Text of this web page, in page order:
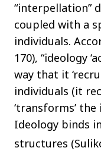
“interpellation”
coupled with a
individuals.
170), “ideology
way that it
individuals (it
‘transforms’
Ideology binds
structures